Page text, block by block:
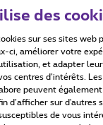
© 2026 Proximus
des
sur ses sites web
ci, améliorer votre
et adapter
centres d’intérêts.
peuvent
d’afficher sur d'autres
de vous